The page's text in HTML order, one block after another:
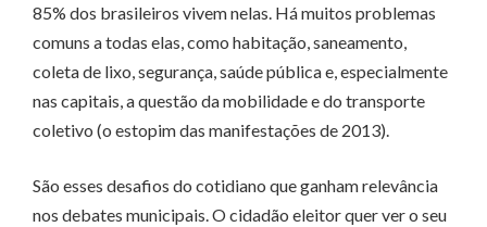
85% dos brasileiros vivem nelas. Há muitos problemas
comuns a todas elas, como habitação, saneamento,
coleta de lixo, segurança, saúde pública e, especialmente
nas capitais, a questão da mobilidade e do transporte
coletivo (o estopim das manifestações de 2013).
São esses desafios do cotidiano que ganham relevância
nos debates municipais. O cidadão eleitor quer ver o seu